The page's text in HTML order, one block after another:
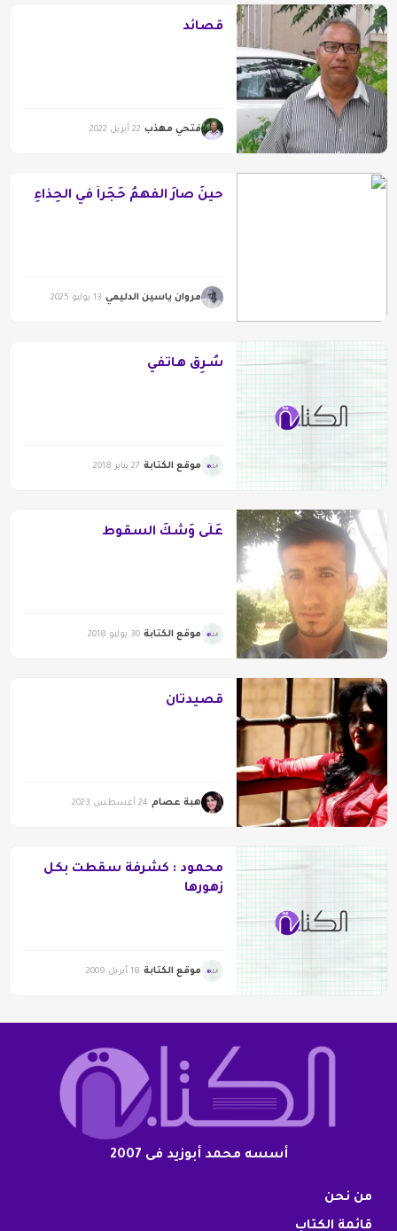
قصائد
فتحي مهذب 22 أبريل 2022
حينَ صارَ الفَهمُ حَجَراً في الحِذاءِ
مروان ياسين الدليمي 13 يوليو 2025
سُـرِق هـاتفي
موقع الكتابة 27 يناير 2018
عَلَى وَشَكَ السقوط
موقع الكتابة 30 يوليو 2018
قصيدتان
هبة عصام 24 أغسطس 2023
محمود : كشرفة سقطت بكل
زهورها
موقع الكتابة 18 أبريل 2009
أسسه محمد أبوزيد فى 2007
من نحن
قائمة الكتاب